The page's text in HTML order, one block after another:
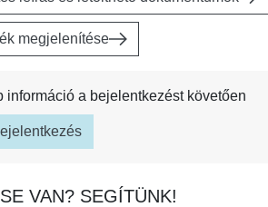
megjelenítése
információ a bejelentkezést követően
VAN? SEGÍTÜNK!